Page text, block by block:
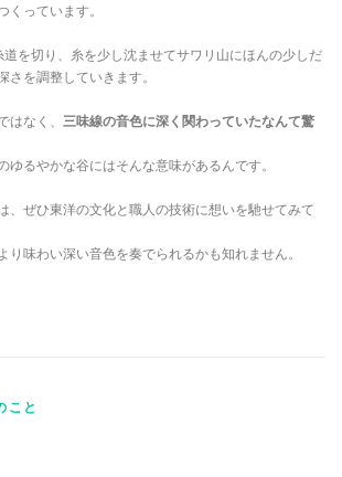
くっています。
を切り、糸を少し沈ませてサワリ山にほんの少しだ
を調整していきます。
なく、 三味線の音色に深く関わっていたなんて驚
ゆるやかな谷にはそんな意味があるんです。
、ぜひ東洋の文化と職人の技術に想いを馳せてみて
り味わい深い音色を奏でられるかも知れません。
こと